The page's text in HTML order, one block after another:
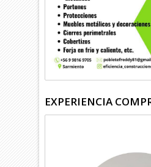
EXPERIENCIA